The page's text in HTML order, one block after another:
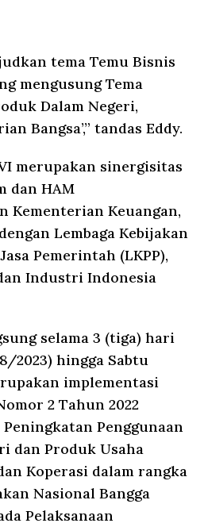
tema Temu Bisnis
mengusung Tema
Dalam Negeri,
Bangsa’,” tandas Eddy.
merupakan sinergisitas
dan HAM
Kementerian Keuangan,
Lembaga Kebijakan
Pemerintah (LKPP),
Industri Indonesia
selama 3 (tiga) hari
2023) hingga Sabtu
implementasi
2 Tahun 2022
Penggunaan
dan Produk Usaha
Koperasi dalam rangka
Nasional Bangga
Pelaksanaan